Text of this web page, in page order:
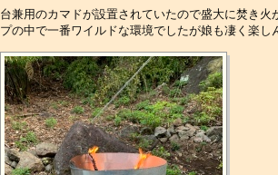
兼用のカマドが設置されていたので盛大に焚き火
の中で一番ワイルドな環境でしたが娘も凄く楽し